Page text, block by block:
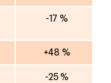
-17 %
+48 %
-25 %